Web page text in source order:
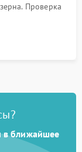
Проверка
напитка и
посторонних
в ближайшее